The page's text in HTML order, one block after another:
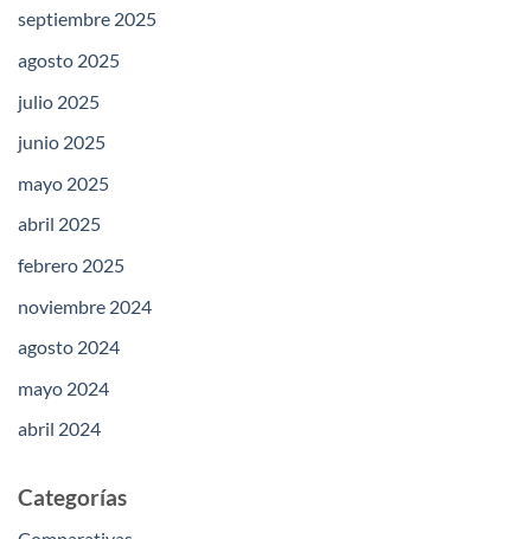
septiembre 2025
agosto 2025
julio 2025
junio 2025
mayo 2025
abril 2025
febrero 2025
noviembre 2024
agosto 2024
mayo 2024
abril 2024
Categorías